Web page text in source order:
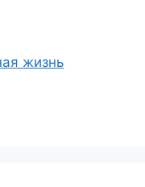
жизнь